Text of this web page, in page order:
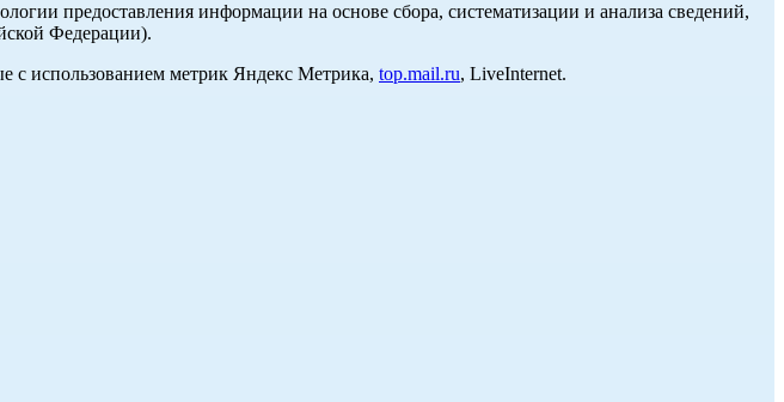
предоставления информации на основе сбора, систематизации и анализа сведений,
Федерации).
с использованием метрик Яндекс Метрика, top.mail.ru, LiveInternet.